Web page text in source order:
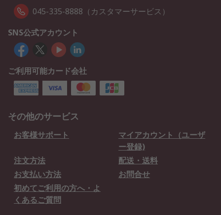
045-335-8888（カスタマーサービス）
SNS公式アカウント
ご利用可能カード会社
その他のサービス
お客様サポート
マイアカウント（ユーザ
ー登録)
注文方法
配送・送料
お支払い方法
お問合せ
初めてご利用の方へ・よ
くあるご質問